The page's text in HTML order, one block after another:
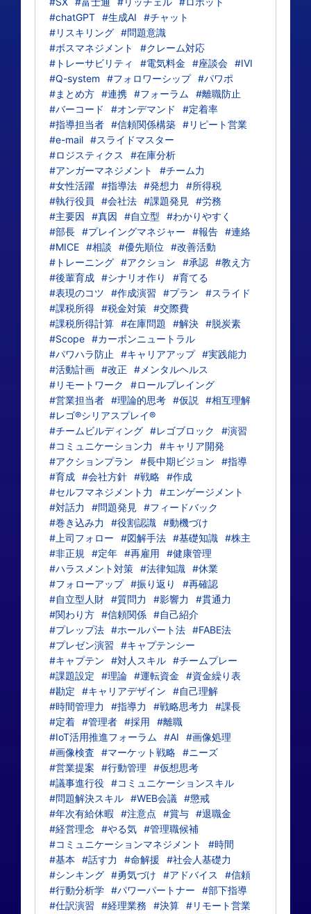
#chatGPT #生成AI
#チャット
#リスキリング #問題意識
#ボスマネジメント
#クレーム対応
#トレーサビリティ
#電気料金 #座談会 #IVI
#Q-system
#フォロワーシップ #パワポ
#まとめ方 #連携 #フォーラム
#離職防止
#バーコード
#オンデマンド
#定着率
#指導担当者 #信頼関係構築 #リピート営業
#e-mail #スライドマスター
#ロジスティクス
#在庫分析
#アンガーマネジメント
#チーム力
#女性活躍 #指導法 #発想力
#所得税
#執行役員
#会社法 #課題発見
#労務
#主要因
#真因 #自立型
#わかりやすく
#部長 #プレイングマネジャー #報告 #連絡
#MICE #相談 #優先順位
#改善活動
#トレーニング #アクション #承認 #教え方
#後輩育成 #シナリオ作り
#育てる
#表現のコツ
#作成演習 #プラン
#スライド
#課税所得 #税金対策 #交際費
#課税所得計算 #在庫問題 #解決 #脱炭素
#Scope #カーボンニュートラル
#パワハラ防止
#キャリアアップ #実践能力
#活動計画 #改正
#メンタルヘルス
#リモートワーク
#ロールプレイング
#営業担当者 #理論的思考 #仮説
#相互理解
#レゴ®シリアスプレイ®
#チームビルディング #レゴブロック
#演習
#コミュニケーション力
#キャリア開発
#アクションプラン
#長中期ビジョン
#指導
#育成 #会社方針 #戦略 #作成
#セルフマネジメント力
#エンゲージメント
#対話力
#問題発見
#フィードバック
#巻き込み力
#役割認識 #動機づけ
#上司フォロー
#図解手法 #基礎知識 #株主
#非正規
#定年 #再雇用
#健康管理
#ハラスメント対策 #法律知識 #休業
#フォローアップ #振り返り
#再確認
#自立型人財 #質問力 #影響力
#貫通力
#関わり方 #信頼関係 #自己紹介
#プレップ法 #ホールパート法 #FABE法
#プレゼン演習
#キャプテンシー
#キャプテン
#対人スキル #チームプレー
#課題設定
#理論 #運転資金
#資金繰り表
#勘定
#キャリアデザイン
#自己理解
#時間管理力
#指導力 #戦略思考力
#課長
#定着 #管理者 #採用
#離職
#IoT活用推進フォーラム
#AI
#画像処理
#画像検査
#マーケット戦略 #ニーズ
#営業提案
#行動管理
#仮想思考
#議事進行役 #コミュニケーションスキル
#問題解決スキル #WEB会議
#懲戒
#年次有給休暇
#注意点 #賞与 #退職金
#経営理念 #やる気 #管理職候補
#コミュニケーションマネジメント
#時間
#基本
#話す力 #命解援
#社会人基礎力
#シンキング #勇気づけ #アドバイス
#信頼
#行動分析学 #パワーパートナー
#部下指導
#仕訳演習
#経理業務 #決算 #リモート営業